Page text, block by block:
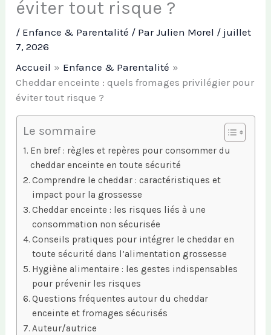
éviter tout risque ?
/ Enfance & Parentalité / ParJulien Morel / juillet
7, 2026
Accueil
Enfance & Parentalité
Cheddar enceinte : quels fromages privilégier pour
éviter tout risque ?
Le sommaire
En bref : règles et repères pour consommer du
cheddar enceinte en toute sécurité
Comprendre le cheddar : caractéristiques et
impact pour la grossesse
Cheddar enceinte : les risques liés à une
consommation non sécurisée
Conseils pratiques pour intégrer le cheddar en
toute sécurité dans l’alimentation grossesse
Hygiène alimentaire : les gestes indispensables
pour prévenir les risques
Questions fréquentes autour du cheddar
enceinte et fromages sécurisés
Auteur/autrice